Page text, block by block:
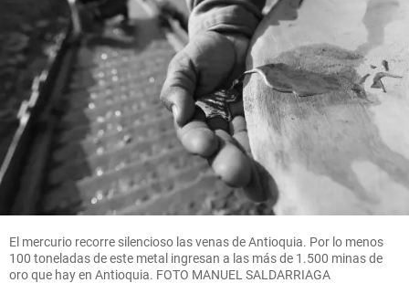
El mercurio recorre silencioso las venas de Antioquia. Por lo menos
100 toneladas de este metal ingresan a las más de 1.500 minas de
oro que hay en Antioquia. FOTO MANUEL SALDARRIAGA